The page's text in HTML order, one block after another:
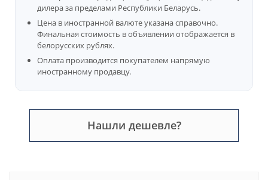
дилера за пределами Республики Беларусь.
Цена в иностранной валюте указана справочно.
Финальная стоимость в объявлении отображается в
белорусских рублях.
Оплата производится покупателем напрямую
иностранному продавцу.
Нашли дешевле?